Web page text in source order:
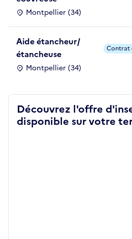
Montpellier (34)
Aide étancheur/
étancheuse
Montpellier (34)
Contrat
Découvrez l'offre
disponible sur votre